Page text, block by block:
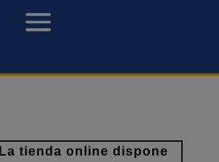
La tienda online dispone